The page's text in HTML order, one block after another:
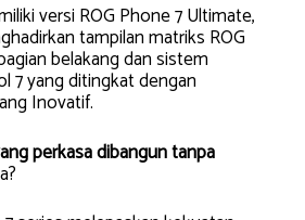
versi ROG Phone 7 Ultimate,
tampilan matriks ROG
belakang dan sistem
7 yang ditingkat dengan
Inovatif.
perkasa dibangun tanpa